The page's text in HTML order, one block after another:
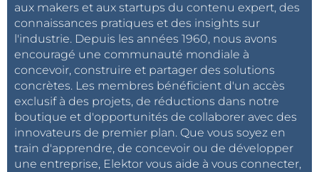
aux makers et aux startups du contenu expert, des
connaissances pratiques et des insights sur
l'industrie. Depuis les années 1960, nous avons
encouragé une communauté mondiale à
concevoir, construire et partager des solutions
concrètes. Les membres bénéficient d'un accès
exclusif à des projets, de réductions dans notre
boutique et d'opportunités de collaborer avec des
innovateurs de premier plan. Que vous soyez en
train d'apprendre, de concevoir ou de développer
une entreprise, Elektor vous aide à vous connecter,